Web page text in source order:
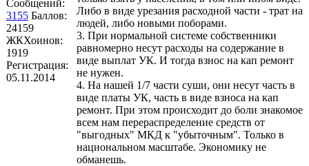
Сообщений:
3155 Баллов:
24159
ЖКХоинов:
1919
Регистрация:
05.11.2014
Либо в виде урезания расходной части - трат на
людей, либо новыми поборами.
3. При нормальной системе собственники
равномерно несут расходы на содержание в
виде выплат УК. И тогда взнос на кап ремонт
не нужен.
4. На нашей 1/7 части суши, они несут часть в
виде платы УК, часть в виде взноса на кап
ремонт. При этом происходит до боли знакомое
всем нам перераспределение средств от
"выгодных" МКД к "убыточным". Только в
национальном масштабе. Экономику не
обманешь.